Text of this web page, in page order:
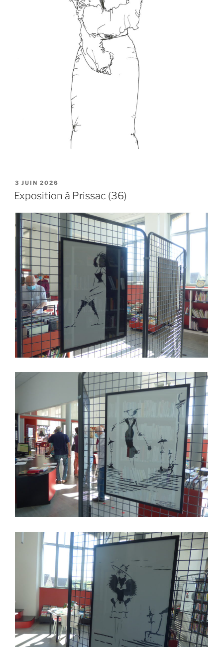
PUBLIÉ
LE
3 JUIN 2026
Exposition à Prissac (36)